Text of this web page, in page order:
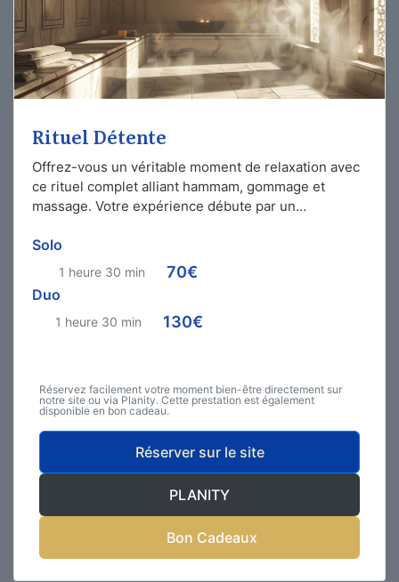
Rituel Détente
Offrez-vous un véritable moment de relaxation avec
ce rituel complet alliant hammam, gommage et
massage. Votre expérience débute par un…
Solo
1 heure 30 min 70€
Duo
1 heure 30 min 130€
Réservez facilement votre moment bien-être directement sur
notre site ou via Planity. Cette prestation est également
disponible en bon cadeau.
Réserver sur le site
PLANITY
Bon Cadeaux